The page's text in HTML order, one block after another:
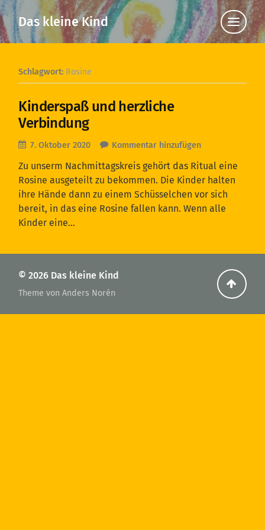
Das kleine Kind
Klicke
hier,
um
Schlagwort: Rosine
Kinderspaß und herzliche
Verbindung
7. Oktober 2020 Kommentar hinzufügen
Zu unserm Nachmittagskreis gehört das Ritual eine
Rosine ausgeteilt zu bekommen. Die Kinder halten
ihre Hände dann zu einem Schüsselchen vor sich
bereit, in das eine Rosine fallen kann. Wenn alle
Kinder eine…
© 2026 Das kleine Kind
Theme vonAnders Norén
nach